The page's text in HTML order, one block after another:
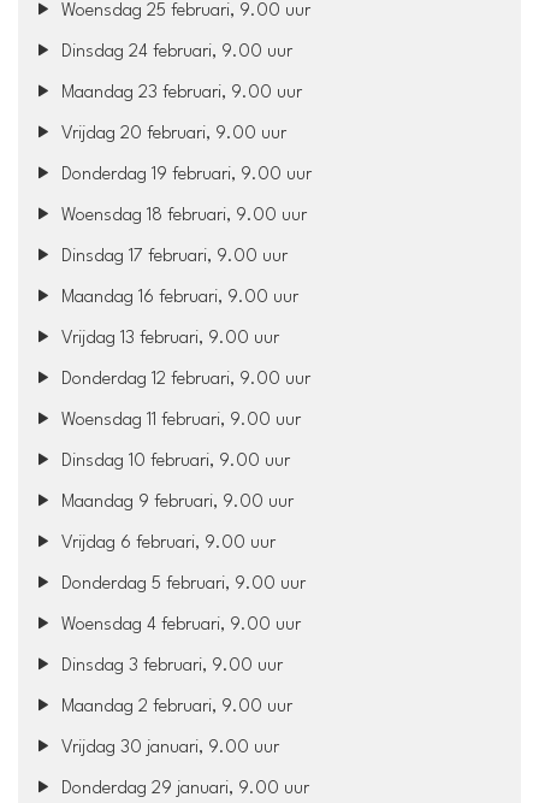
Woensdag 25 februari, 9.00 uur
Dinsdag 24 februari, 9.00 uur
Maandag 23 februari, 9.00 uur
Vrijdag 20 februari, 9.00 uur
Donderdag 19 februari, 9.00 uur
Woensdag 18 februari, 9.00 uur
Dinsdag 17 februari, 9.00 uur
Maandag 16 februari, 9.00 uur
Vrijdag 13 februari, 9.00 uur
Donderdag 12 februari, 9.00 uur
Woensdag 11 februari, 9.00 uur
Dinsdag 10 februari, 9.00 uur
Maandag 9 februari, 9.00 uur
Vrijdag 6 februari, 9.00 uur
Donderdag 5 februari, 9.00 uur
Woensdag 4 februari, 9.00 uur
Dinsdag 3 februari, 9.00 uur
Maandag 2 februari, 9.00 uur
Vrijdag 30 januari, 9.00 uur
Donderdag 29 januari, 9.00 uur